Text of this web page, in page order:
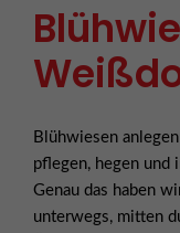
Blühwiesen
pflegen, hegen und
Genau das haben
unterwegs, mitten